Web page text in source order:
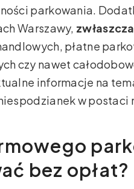
parkowania.
Warszawy,
płatne
czy nawet
informacje na
w postaci
bez opłat?